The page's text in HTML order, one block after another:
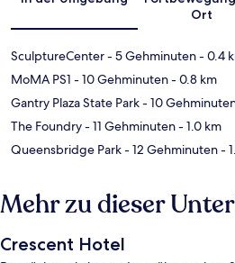
Ort
SculptureCenter- 5 Gehminuten- 0.4
MoMA PS1 - 10 Gehminuten- 0.8 km
Gantry Plaza State Park- 10
The Foundry- 11 Gehminuten- 1.0 km
Queensbridge Park- 12 Gehminuten-
Mehr zu dieser
Crescent Hotel